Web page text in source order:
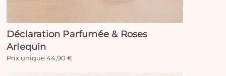
Déclaration Parfumée & Roses
Arlequin
Prix unique 44,90 €